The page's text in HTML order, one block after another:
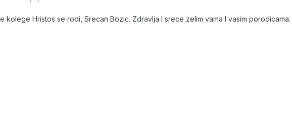
kolege Hristos se rodi, Srecan Bozic. Zdravlja I srece zelim vama I vasim porodicama.